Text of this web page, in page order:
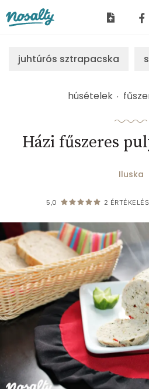
juhtúrós sztrapacska
húsételek
Házi fűszeres
Iluska
5,0 2 ÉRTÉKELÉS